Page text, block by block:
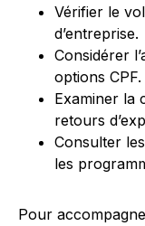
Vérifier le
d’entreprise.
Considérer
options CPF.
Examiner la
retours
Consulter
les
Pour